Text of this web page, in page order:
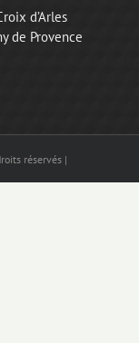
d’Arles
de Provence
réservés |